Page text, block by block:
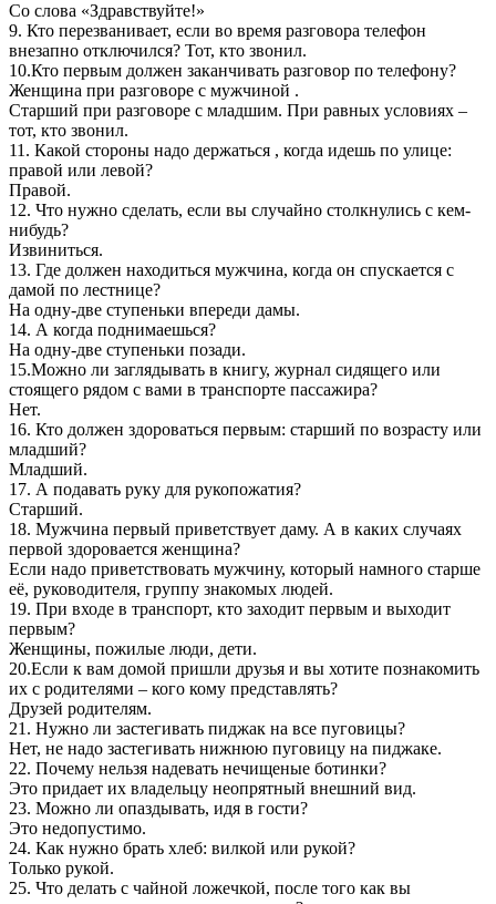
Со слова «Здравствуйте!»
9. Кто перезванивает, если во время разговора телефон
внезапно отключился? Тот, кто звонил.
10.Кто первым должен заканчивать разговор по телефону?
Женщина при разговоре с мужчиной .
Старший при разговоре с младшим. При равных условиях –
тот, кто звонил.
11. Какой стороны надо держаться , когда идешь по улице:
правой или левой?
Правой.
12. Что нужно сделать, если вы случайно столкнулись с кем-
нибудь?
Извиниться.
13. Где должен находиться мужчина, когда он спускается с
дамой по лестнице?
На одну-две ступеньки впереди дамы.
14. А когда поднимаешься?
На одну-две ступеньки позади.
15.Можно ли заглядывать в книгу, журнал сидящего или
стоящего рядом с вами в транспорте пассажира?
Нет.
16. Кто должен здороваться первым: старший по возрасту или
младший?
Младший.
17. А подавать руку для рукопожатия?
Старший.
18. Мужчина первый приветствует даму. А в каких случаях
первой здоровается женщина?
Если надо приветствовать мужчину, который намного старше
её, руководителя, группу знакомых людей.
19. При входе в транспорт, кто заходит первым и выходит
первым?
Женщины, пожилые люди, дети.
20.Если к вам домой пришли друзья и вы хотите познакомить
их с родителями – кого кому представлять?
Друзей родителям.
21. Нужно ли застегивать пиджак на все пуговицы?
Нет, не надо застегивать нижнюю пуговицу на пиджаке.
22. Почему нельзя надевать нечищеные ботинки?
Это придает их владельцу неопрятный внешний вид.
23. Можно ли опаздывать, идя в гости?
Это недопустимо.
24. Как нужно брать хлеб: вилкой или рукой?
Только рукой.
25. Что делать с чайной ложечкой, после того как вы